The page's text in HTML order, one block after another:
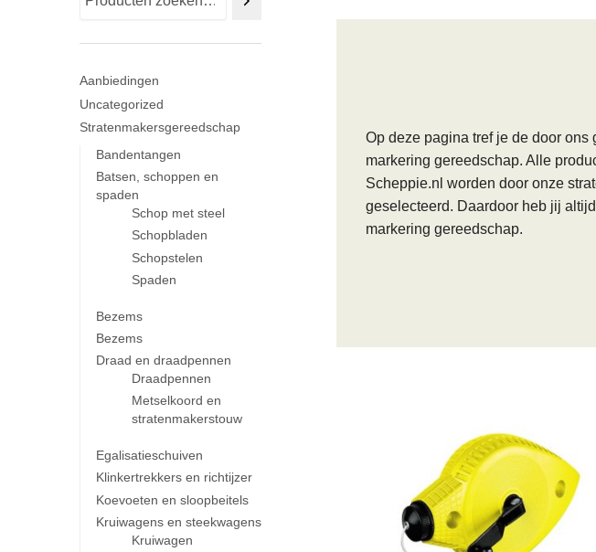
Op deze pagina tref je de door ons
markering gereedschap. Alle
Scheppie.nl worden door onze
geselecteerd. Daardoor heb jij
markering gereedschap.
Aanbiedingen
Uncategorized
Stratenmakersgereedschap
Bandentangen
Batsen, schoppen en
spaden
Schop met steel
Schopbladen
Schopstelen
Spaden
Bezems
Bezems
Draad en draadpennen
Draadpennen
Metselkoord en
stratenmakerstouw
Egalisatieschuiven
Klinkertrekkers en richtijzer
Koevoeten en sloopbeitels
Kruiwagens en steekwagens
Kruiwagen